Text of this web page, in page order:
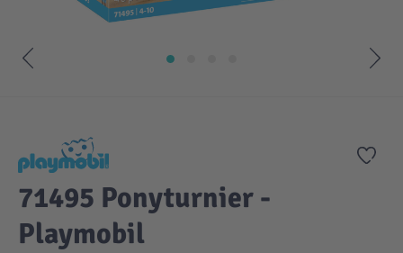
Zur
71495 Ponyturnier -
Playmobil